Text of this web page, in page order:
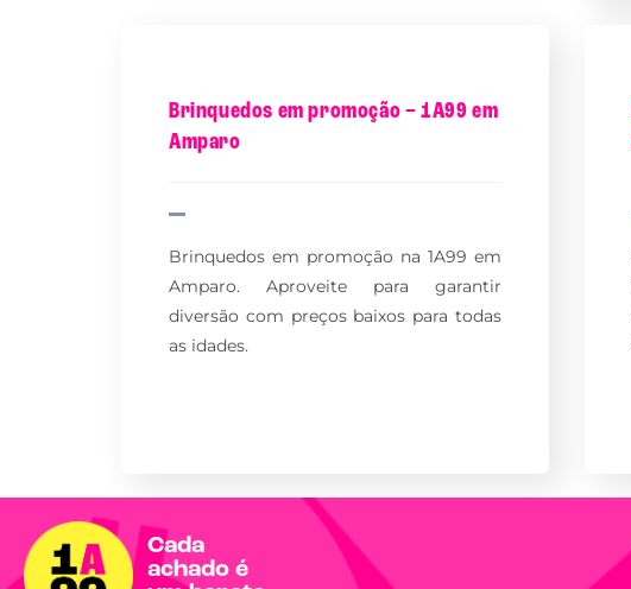
Brinquedos em promoção – 1A99 em
Amparo
Brinquedos em promoção na 1A99 em
Amparo. Aproveite para garantir
diversão com preços baixos para todas
as idades.
Cada
achado é